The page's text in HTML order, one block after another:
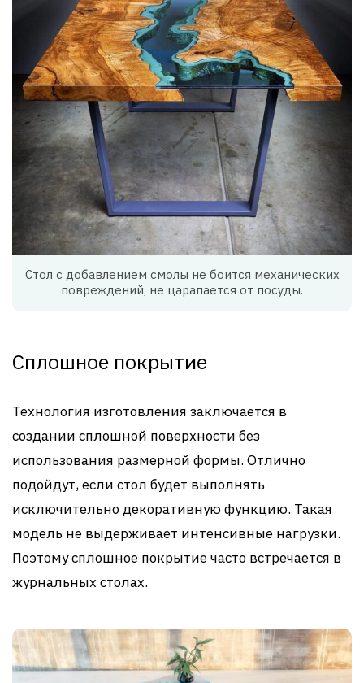
Стол с добавлением смолы не боится механических
повреждений, не царапается от посуды.
Сплошное покрытие
Технология изготовления заключается в
создании сплошной поверхности без
использования размерной формы. Отлично
подойдут, если стол будет выполнять
исключительно декоративную функцию. Такая
модель не выдерживает интенсивные нагрузки.
Поэтому сплошное покрытие часто встречается в
журнальных столах.